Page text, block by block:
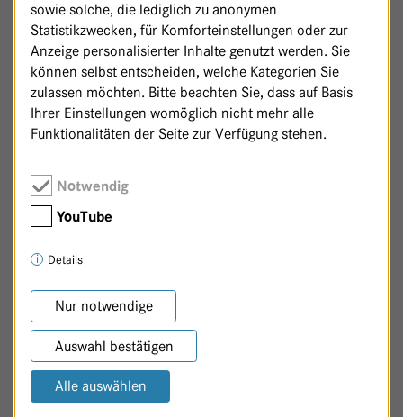
Irene Stiltz Lebenskreis - Haus 11
Zurück zur Patenschaftsseite
SEITE TEILEN
sowie solche, die lediglich zu anonymen
Statistikzwecken, für Komforteinstellungen oder zur
Anzeige personalisierter Inhalte genutzt werden. Sie
können selbst entscheiden, welche Kategorien Sie
zulassen möchten. Bitte beachten Sie, dass auf Basis
Ihrer Einstellungen womöglich nicht mehr alle
Funktionalitäten der Seite zur Verfügung stehen.
Notwendig
YouTube
Details
Nur notwendige
Auswahl bestätigen
Alle auswählen